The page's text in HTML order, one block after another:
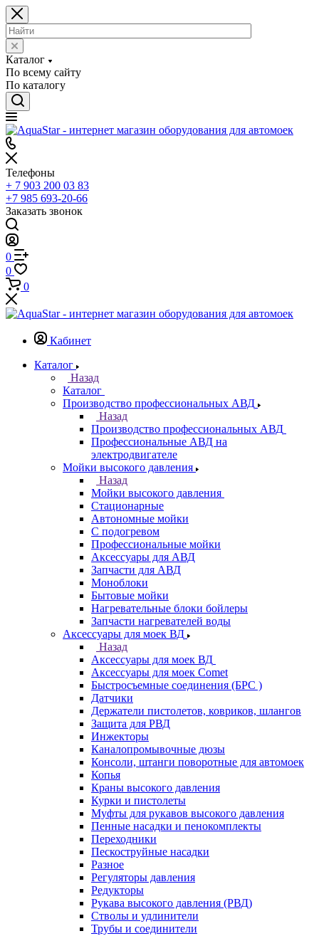
Каталог
По всему сайту
По каталогу
Телефоны
+ 7 903 200 03 83
+7 985 693-20-66
Заказать звонок
0
0
0
Кабинет
Каталог
Назад
Каталог
Производство профессиональных АВД
Назад
Производство профессиональных АВД
Профессиональные АВД на
электродвигателе
Мойки высокого давления
Назад
Мойки высокого давления
Стационарные
Автономные мойки
С подогревом
Профессиональные мойки
Аксессуары для АВД
Запчасти для АВД
Моноблоки
Бытовые мойки
Нагревательные блоки бойлеры
Запчасти нагревателей воды
Аксессуары для моек ВД
Назад
Аксессуары для моек ВД
Аксессуары для моек Comet
Быстросъемные соединения (БРС )
Датчики
Держатели пистолетов, ковриков, шлангов
Защита для РВД
Инжекторы
Каналопромывочные дюзы
Консоли, штанги поворотные для автомоек
Копья
Краны высокого давления
Курки и пистолеты
Муфты для рукавов высокого давления
Пенные насадки и пенокомплекты
Переходники
Пескоструйные насадки
Разное
Регуляторы давления
Редукторы
Рукава высокого давления (РВД)
Стволы и удлинители
Трубы и соединители